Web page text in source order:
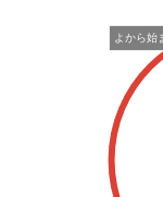
よから始